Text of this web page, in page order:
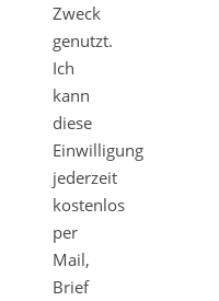
Zweck
genutzt.
Ich
kann
diese
Einwilligung
jederzeit
kostenlos
per
Mail,
Brief